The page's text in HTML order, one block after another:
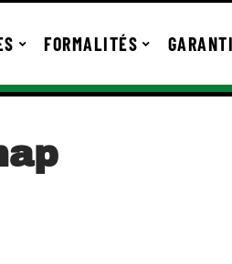
FORMALITÉS